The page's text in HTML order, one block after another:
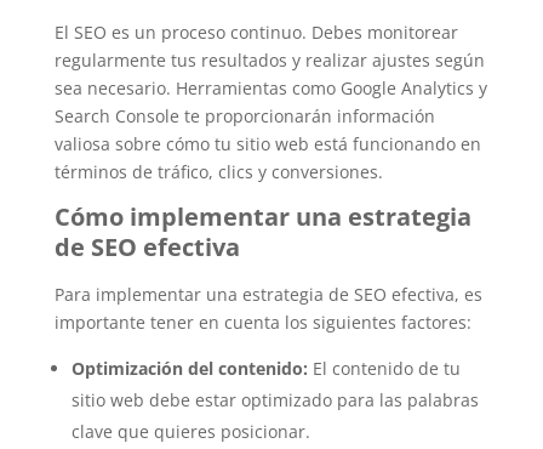
El SEO es un proceso continuo. Debes monitorear
regularmente tus resultados y realizar ajustes según
sea necesario. Herramientas como Google Analytics y
Search Console te proporcionarán información
valiosa sobre cómo tu sitio web está funcionando en
términos de tráfico, clics y conversiones.
Cómo implementar una estrategia
de SEO efectiva
Para implementar una estrategia de SEO efectiva, es
importante tener en cuenta los siguientes factores:
Optimización del contenido: El contenido de tu
sitio web debe estar optimizado para las palabras
clave que quieres posicionar.